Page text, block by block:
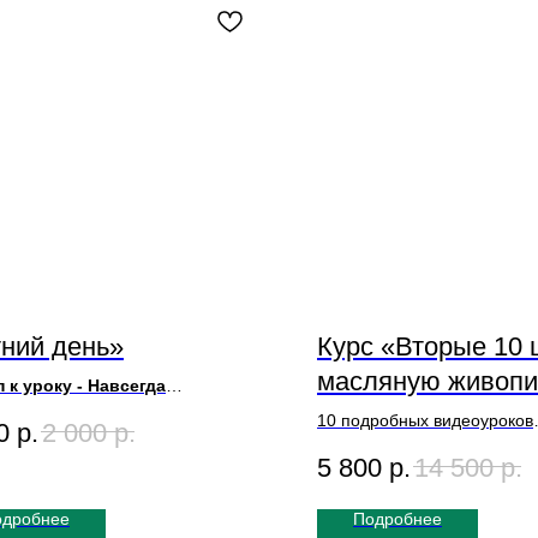
день»
к уроку - Навсегда
2 часа 50 мин
р.2 000 р.
Курс «Вторые 10
масляную
10 подробных видеоуроков
опытных художников
5 800 р.14 500 р.
Подробнее